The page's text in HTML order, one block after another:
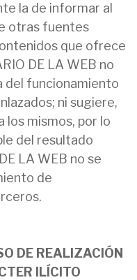
la de informar al
otras fuentes
que ofrece
DE LA WEB no
del funcionamiento
ni sugiere,
los mismos, por lo
del resultado
LA WEB no se
de
DE REALIZACIÓN
ILÍCITO